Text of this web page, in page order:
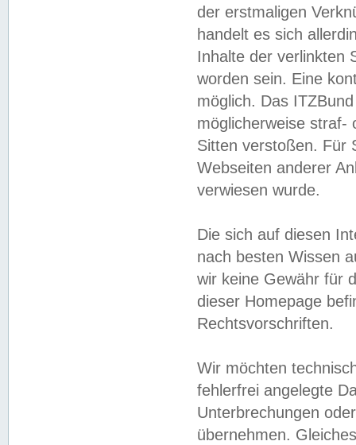
der erstmaligen
handelt es sich
Inhalte der verlinkten
worden sein. Eine
möglich. Das
möglicherweise straf-
Sitten verstoßen. Für
Webseiten anderer
verwiesen wurde.
Die sich auf diesen
nach besten Wissen
wir keine Gewähr für
dieser Homepage
Rechtsvorschriften.
Wir möchten
fehlerfrei angelegte
Unterbrechungen
übernehmen.